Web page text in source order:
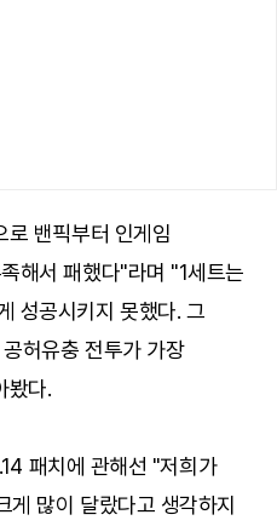
로 밴픽부터 인게임
해서 패했다"라며 "1세트는
성공시키지 못했다. 그
허유충 전투가 가장
봤다.
패치에 관해선 "저희가
게 많이 달랐다고 생각하지